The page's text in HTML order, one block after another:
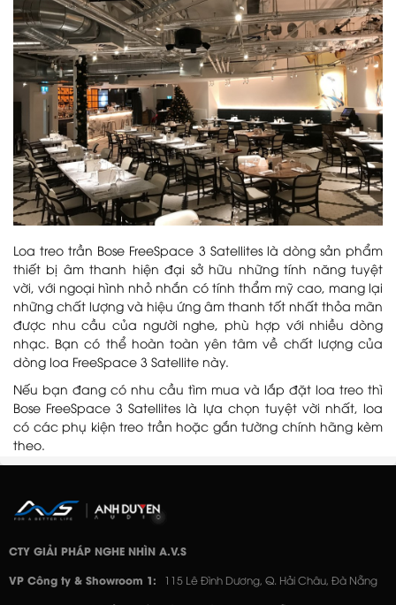
Loa treo trần Bose FreeSpace 3 Satellites là dòng sản phẩm
thiết bị âm thanh hiện đại sở hữu những tính năng tuyệt
vời, với ngoại hình nhỏ nhắn có tính thẩm mỹ cao, mang lại
những chất lượng và hiệu ứng âm thanh tốt nhất thỏa mãn
được nhu cầu của người nghe, phù hợp với nhiều dòng
nhạc. Bạn có thể hoàn toàn yên tâm về chất lượng của
dòng loa FreeSpace 3 Satellite này.
Nếu bạn đang có nhu cầu tìm mua và lắp đặt loa treo thì
Bose FreeSpace 3 Satellites là lựa chọn tuyệt vời nhất, loa
có các phụ kiện treo trần hoặc gắn tường chính hãng kèm
theo.
CTY GIẢI PHÁP NGHE NHÌN A.V.S
VP Công ty & Showroom 1: 115 Lê Đình Dương, Q. Hải Châu, Đà Nẵng